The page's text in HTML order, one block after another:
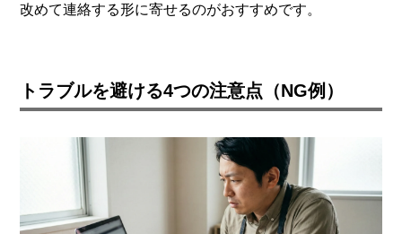
改めて連絡する形に寄せるのがおすすめです。
トラブルを避ける4つの注意点（NG例）